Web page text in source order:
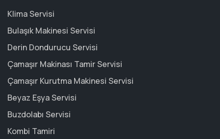
Klima Servisi
Bulaşık Makinesi Servisi
Derin Dondurucu Servisi
Çamaşır Makinası Tamir Servisi
Çamaşır Kurutma Makinesi Servisi
Beyaz Eşya Servisi
Buzdolabı Servisi
Kombi Tamiri